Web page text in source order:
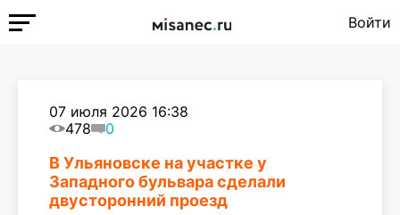
Войти
07 июля 2026 16:38
478
0
В Ульяновске на участке у
Западного бульвара сделали
двусторонний проезд